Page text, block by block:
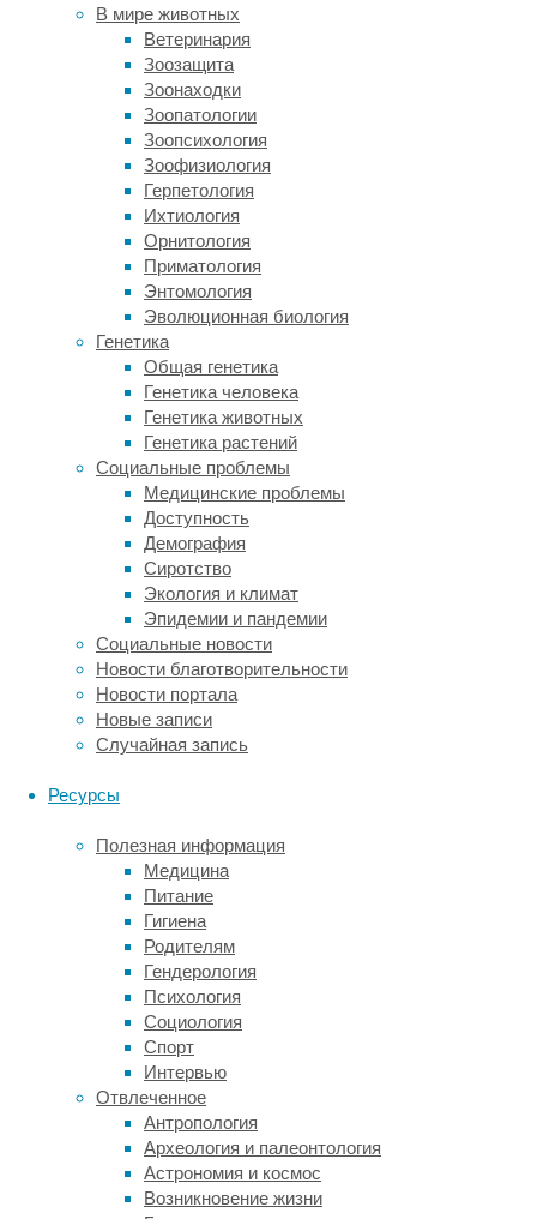
В мире животных
Ветеринария
Зоозащита
Зоонаходки
Зоопатологии
Зоопсихология
Зоофизиология
Герпетология
Ихтиология
Орнитология
Приматология
Энтомология
Эволюционная биология
Генетика
Общая генетика
Генетика человека
Генетика животных
Генетика растений
Социальные проблемы
Медицинские проблемы
Доступность
Демография
Сиротство
Экология и климат
Эпидемии и пандемии
Социальные новости
Новости благотворительности
Новости портала
Новые записи
Случайная запись
Ресурсы
Полезная информация
Медицина
Питание
Гигиена
Родителям
Гендерология
Психология
Социология
Спорт
Интервью
Отвлеченное
Антропология
Археология и палеонтология
Астрономия и космос
Возникновение жизни
количество
быстро
растет.
этом
точные
причины
этого
процесса
остаются
плохо
изученными.
Например,
несмотря
на популярные
представления
о том,
можно
поседеть
от страха,
связь
между
сединой
и стрессом
была
подтверждена
только
для
мышей,
человека.
Исследователи
во главе
Мартином
Пикаром
(Martin Picard)
из Колумбийского
университета
разработали
новую
методику,
которая
позволяет
изучать
поседение